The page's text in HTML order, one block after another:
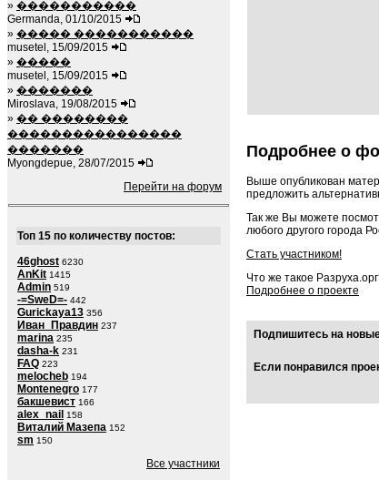
» �����������
Germanda, 01/10/2015
» ����� �����������
musetel, 15/09/2015
» �����
musetel, 15/09/2015
» �������
Miroslava, 19/08/2015
» �� ��������
����������������
�������
Myongdepue, 28/07/2015
Перейти на форум
Топ 15 по количеству постов:
46ghost 6230
AnKit 1415
Admin 519
-=SweD=- 442
Gurickaya13 356
Иван_Правдин 237
marina 235
dasha-k 231
FAQ 223
melocheb 194
Montenegro 177
бакшевист 166
alex_nail 158
Виталий Мазепа 152
sm 150
Все участники
Подробнее о
Выше опубликован
предложить
Так же Вы можете
любого другого города
Стать участником!
Что же такое
Подробнее о проекте
Подпишитесь на
Если понравился